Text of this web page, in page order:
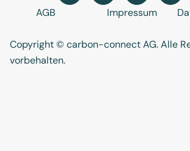
Copyright © carbon-connect AG. Alle
vorbehalten.
AGB Impressum